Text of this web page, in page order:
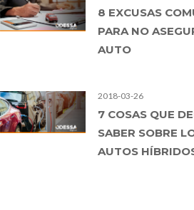
8 EXCUSAS
PARA NO
AUTO
2018-03-26
7 COSAS QUE
SABER SOBRE
AUTOS